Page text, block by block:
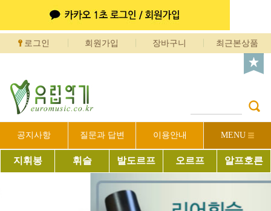
로그인 회원가입 장바구니 최근본상품
공지사항 질문과 답변 이용안내 MENU
지휘봉 휘슬 발도르프 오르프 알프호른